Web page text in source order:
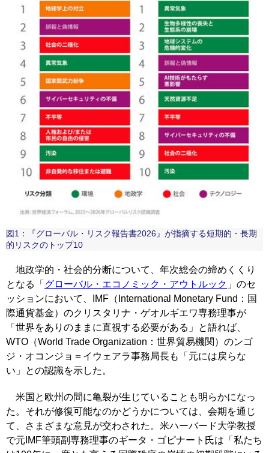
図1：『グローバル・リスク報告書2026』が指摘する短期的・長期
的リスクのトップ10
地政学的・社会的分断について、年次総会の締めくくり
となる「 グローバル・エコノミック・アウトルック 」のセ
ッションにおいて、IMF（International Monetary Fund：国
際通貨基金）のクリスタリナ・ゲオルギエワ専務理事が
「世界をありのままに直視する必要がある」と語れば、
WTO（World Trade Organization：世界貿易機関）のンゴ
ジ・オコンジョ＝イウェアラ事務局長も「元には戻らな
い」との認識を示した。
米国と欧州の間に亀裂が生じていることも明らかになっ
た。それが修復可能なのかどうかについては、会期を通じ
て、さまざまな意見が交わされた。米ハーバード大学教授
で元IMF筆頭副専務理事のギータ・ゴピナート氏は「私たち